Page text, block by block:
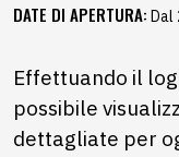
DATE DI APERTURA: Dal
Effettuando il
possibile
dettagliate per